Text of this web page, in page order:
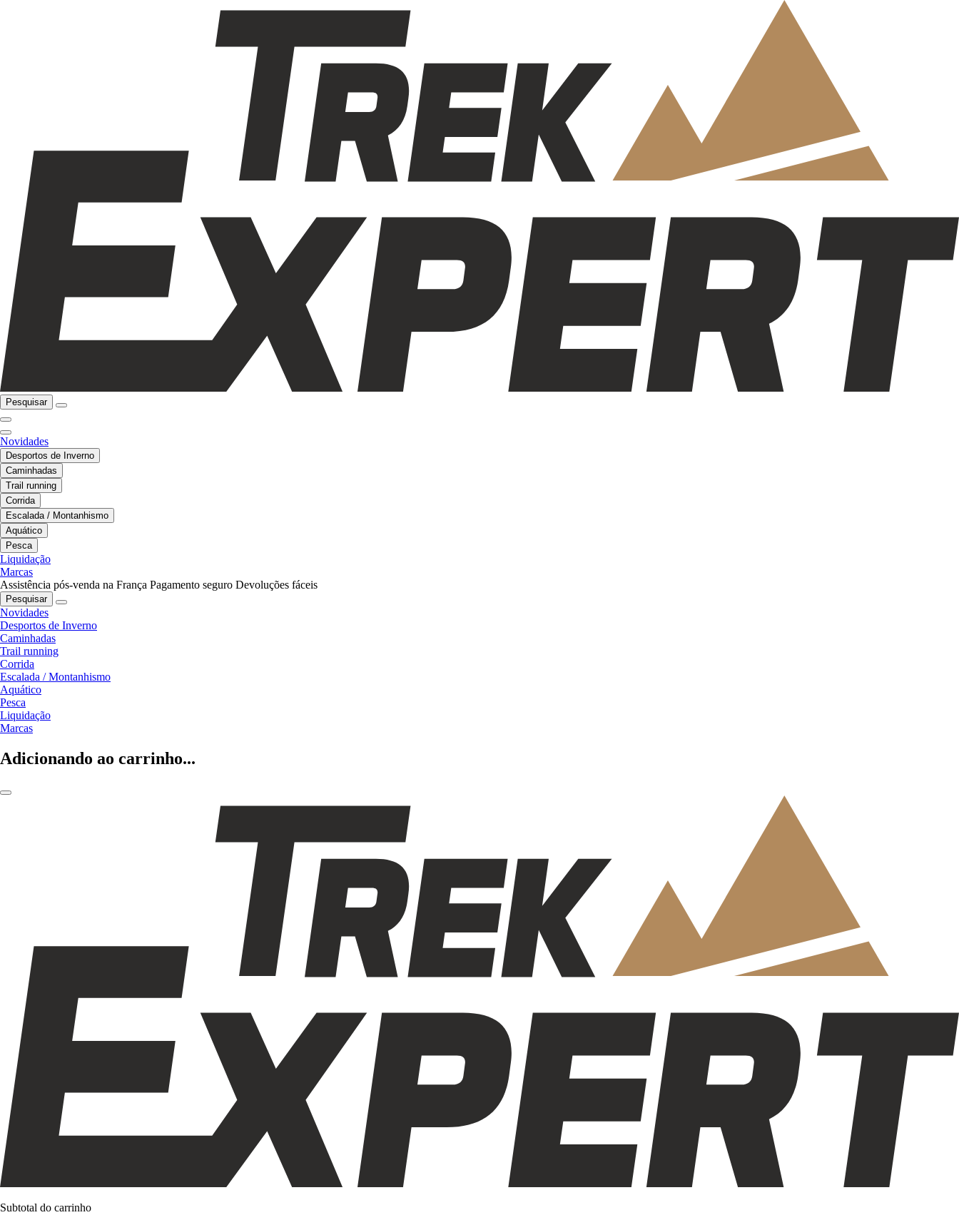
Pesquisar
Novidades
Desportos de Inverno
Caminhadas
Trail running
Corrida
Escalada / Montanhismo
Aquático
Pesca
Liquidação
Marcas
Assistência pós-venda na França Pagamento seguro Devoluções fáceis
Pesquisar
Novidades
Desportos de Inverno
Caminhadas
Trail running
Corrida
Escalada / Montanhismo
Aquático
Pesca
Liquidação
Marcas
Adicionando ao carrinho...
Subtotal do carrinho